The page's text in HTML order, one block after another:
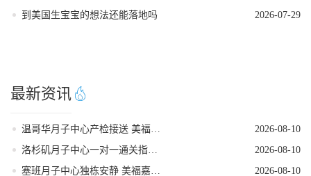
到美国生宝宝的想法还能落地吗
2026-07-29
最新资讯
2026-08-10
2026-08-10
2026-08-10